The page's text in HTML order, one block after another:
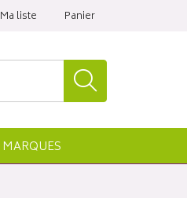
Ma liste Panier
MARQUES